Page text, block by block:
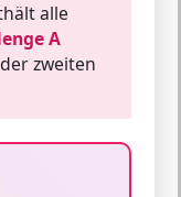
alle
A
zweiten